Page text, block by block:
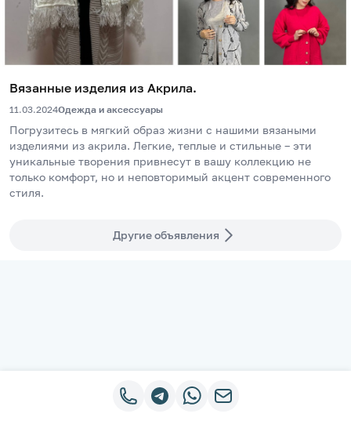
Вязанные изделия из Акрила.
11.03.2024Одежда и аксессуары
Погрузитесь в мягкий образ жизни с нашими вязаными
изделиями из акрила. Легкие, теплые и стильные – эти
уникальные творения привнесут в вашу коллекцию не
только комфорт, но и неповторимый акцент современного
стиля.
Другие объявления